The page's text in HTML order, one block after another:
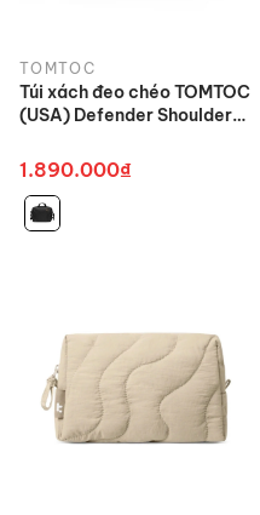
TOMTOC
Túi xách đeo chéo TOMTOC
(USA) Defender Shoulder
Macbook/Ultrabook kèm
đai Vali
1.890.000₫